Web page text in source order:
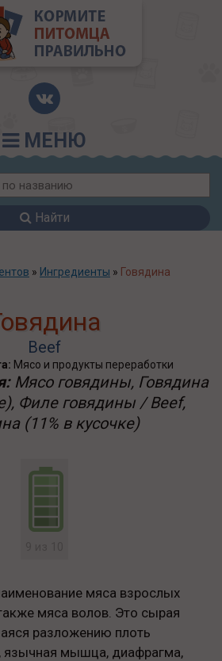
МЕНЮ
Найти
» Ингредиенты » Говядина
Beef
Мясо и продукты переработки
Мясо говядины, Говядина
Филе говядины / Beef,
(11% в кусочке)
мяса взрослых
мяса волов. Это сырая
разложению плоть
мышца, диафрагма,